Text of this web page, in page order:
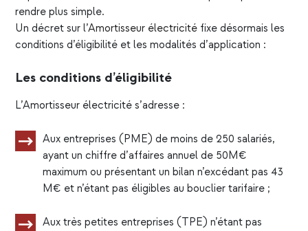
rendre plus simple.
Un décret sur l’Amortisseur électricité fixe désormais les
conditions d’éligibilité et les modalités d’application :
Les conditions d’éligibilité
L’Amortisseur électricité s’adresse :
Aux entreprises (PME) de moins de 250 salariés,
ayant un chiffre d’affaires annuel de 50M€
maximum ou présentant un bilan n’excédant pas 43
M€ et n’étant pas éligibles au bouclier tarifaire ;
Aux très petites entreprises (TPE) n’étant pas